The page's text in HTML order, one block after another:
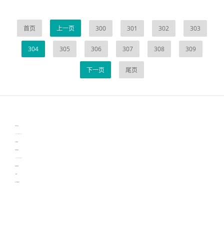
首页 上一页 300 301 302 303
304 305 306 307 308 309
下一页 尾页